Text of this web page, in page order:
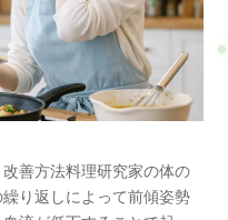
り・・・枕の高さが合わ
み・・・長時間同じ姿勢
・・筋肉がこわばって血
や寝姿勢による血流不良
眠の質が低下して朝の不
・神経や血流が圧迫され
労が回復しきれず蓄積。
やすい状態で寝る。１
善方法料理研究家の体の
り返しによって前傾姿勢